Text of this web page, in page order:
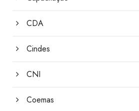
CDA
Cindes
CNI
Coemas